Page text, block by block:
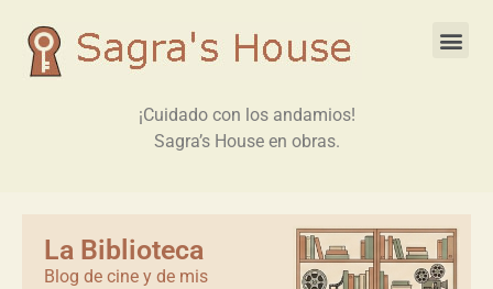
¡Cuidado con los andamios!
Sagra’s House en obras.
La Biblioteca
Blog de cine y de mis